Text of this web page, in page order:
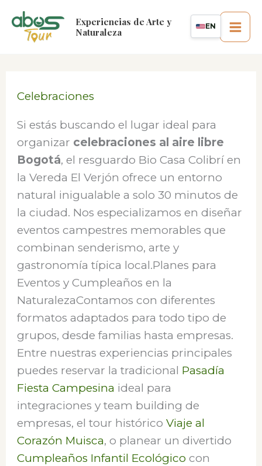
contenido
Experiencias de Arte y
Naturaleza
Celebraciones
Si estás buscando el lugar ideal para
organizar celebraciones al aire libre
Bogotá, el resguardo Bio Casa Colibrí en
la Vereda El Verjón ofrece un entorno
natural inigualable a solo 30 minutos de
la ciudad. Nos especializamos en diseñar
eventos campestres memorables que
combinan senderismo, arte y
gastronomía típica local.Planes para
Eventos y Cumpleaños en la
NaturalezaContamos con diferentes
formatos adaptados para todo tipo de
grupos, desde familias hasta empresas.
Entre nuestras experiencias principales
puedes reservar la tradicional Pasadía
Fiesta Campesina ideal para
integraciones y team building de
empresas, el tour históricoViaje al
Corazón Muisca, o planear un divertido
Cumpleaños Infantil Ecológico con
EN